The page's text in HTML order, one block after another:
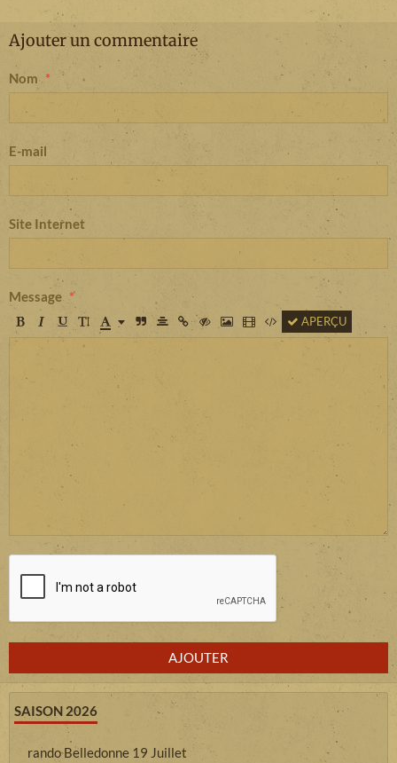
Ajouter un commentaire
Nom
E-mail
Site Internet
Message
APERÇU
AJOUTER
SAISON 2026
rando Belledonne 19 Juillet